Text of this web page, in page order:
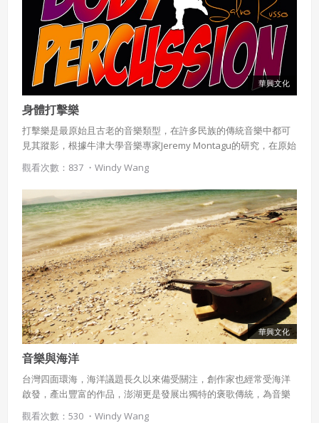
華興文化
身體打擊樂
打擊樂是最原始且古老的音樂類型，在許多民族的傳統音樂中都可
見其蹤影，根據牛津大學音樂專家Jeremy Montagu的研究，在原始
樂器出現之前，人類祖先或許就學會以擊掌來製造節奏聲響，也就
是所謂的身體打擊樂(Body percussion)，透過敲擊、拍打身體各部
位發出聲響，多樣化的敲奏方式，有助於肢體協調發展，不但能訓
練敏捷度，更可刺激左右腦開發。
觀看次數：837 ・ Windy Wang
華興文化
音樂與海洋
台灣四面環海，海洋議題長久以來備受關注，創作家也經常受海洋
啟發，產出豐富的作品，澎湖更是發展出獨特的褒歌傳統，為音樂
與海洋結合的典範。
觀看次數：530 ・ Windy Wang